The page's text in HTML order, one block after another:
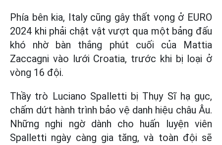
Phía bên kia, Italy cũng gây thất vọng ở EURO
2024 khi phải chật vật vượt qua một bảng đấu
khó nhờ bàn thắng phút cuối của Mattia
Zaccagni vào lưới Croatia, trước khi bị loại ở
vòng 16 đội.
Thầy trò Luciano Spalletti bị Thụy Sĩ hạ gục,
chấm dứt hành trình bảo vệ danh hiệu châu Âu.
Những nghi ngờ dành cho huấn luyện viên
Spalletti ngày càng gia tăng, và toàn đội sẽ